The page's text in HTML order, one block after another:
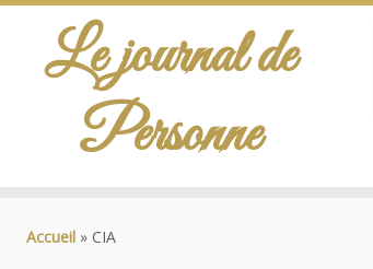
Le journal de
Personne
Accueil » CIA